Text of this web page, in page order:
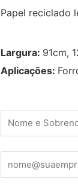
Papel reciclado
Largura: 91cm,
Aplicações: